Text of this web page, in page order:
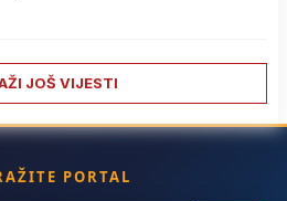
JOŠ VIJESTI
PORTAL